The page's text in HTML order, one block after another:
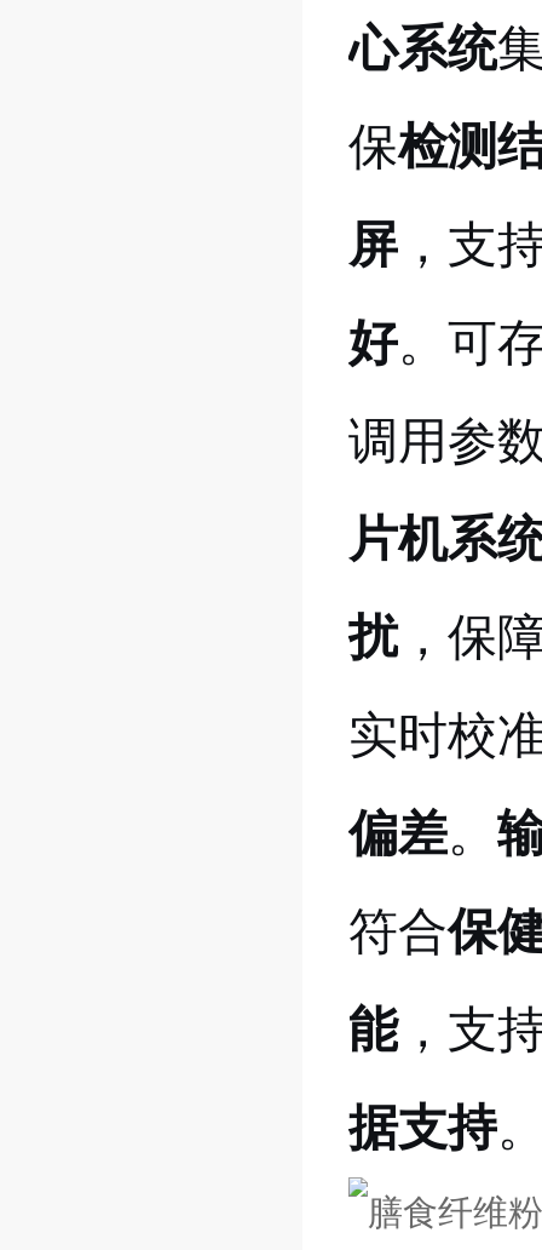
心系统
保检测
屏 ，支
好。可
调用参
片机系
扰，保
实时校
偏差。
符合保
能，支
据支持